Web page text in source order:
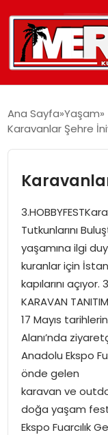
GÜNCEL
SAĞLIK
EĞITIM
SPOR
EKONOMI
MAGAZIN
DÜNYA
OTOMOBIL
Ana Sayfa Yaşam
Karavanlar Şehre
Tutkunlarını
yaşamına ilgi
kuranlar için
kapılarını açıyor.
KARAVAN
17 Mayıs
Alanı’nda
Anadolu Ekspo
önde gelen
karavan ve
doğa yaşam
Ekspo Fuarcılık